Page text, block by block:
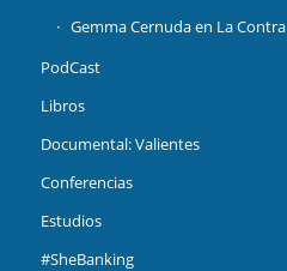
Gemma Cernuda en La Contra
PodCast
Libros
Documental: Valientes
Conferencias
Estudios
#SheBanking